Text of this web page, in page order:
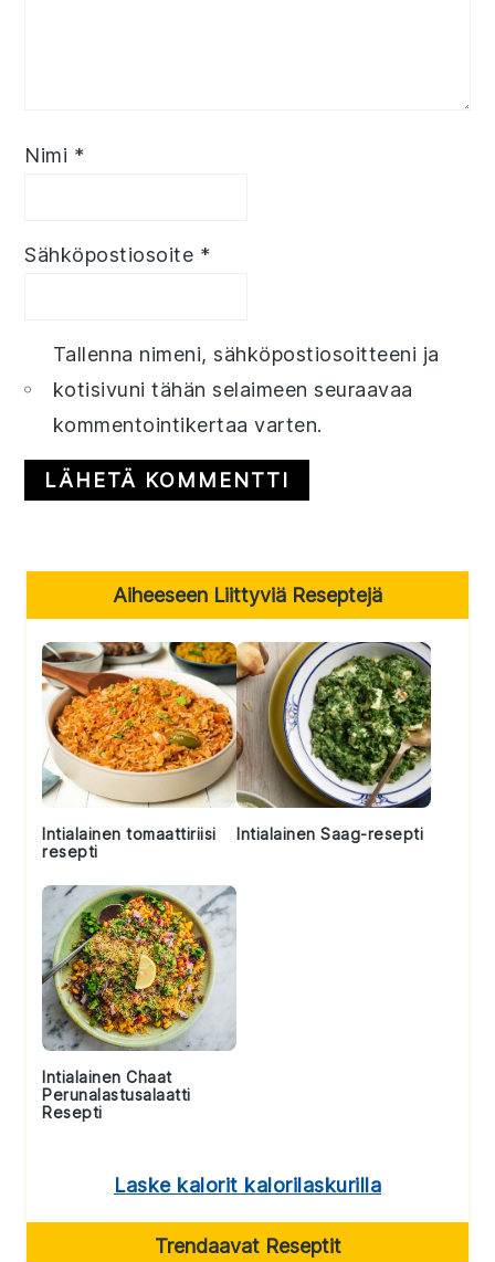
Nimi *
Sähköpostiosoite *
Tallenna nimeni, sähköpostiosoitteeni ja
kotisivuni tähän selaimeen seuraavaa
kommentointikertaa varten.
Primary
Sidebar
Aiheeseen Liittyviä Reseptejä
Intialainen tomaattiriisi
resepti
Intialainen Saag-resepti
Intialainen Chaat
Perunalastusalaatti
Resepti
Laske kalorit kalorilaskurilla
Trendaavat Reseptit